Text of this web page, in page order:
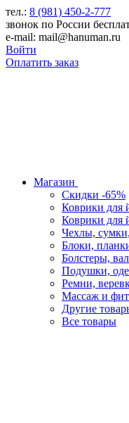
тел.: 8 (981) 450-2-777
звонок по России
e-mail: mail@hanuman.ru
Войти
Оплатить заказ
Магазин
Скидки -65%
Коврики для
Коврики для
Чехлы,
Блоки,
Болстеры,
Подушки,
Ремни,
Массаж и
Другие
Все товары